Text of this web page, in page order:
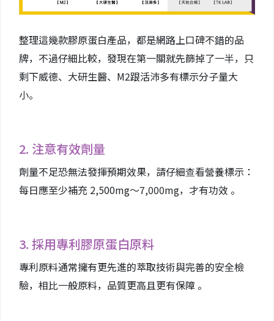
整理這幾款膠原蛋白產品，都是網路上口碑不錯的品
牌，不過仔細比較，發現在第一關就先篩掉了一半，只
剩下威德、大研生醫、M2跟活沛多有標示分子量大
小。
2. 注意有效劑量
劑量不足恐無法發揮預期效果，請仔細查看營養標示：
每日應至少補充 2,500mg～7,000mg，才有功效 。
3. 採用專利膠原蛋白原料
專利原料通常擁有更先進的萃取技術與完善的安全檢
驗，相比一般原料，品質更高且更有保障 。